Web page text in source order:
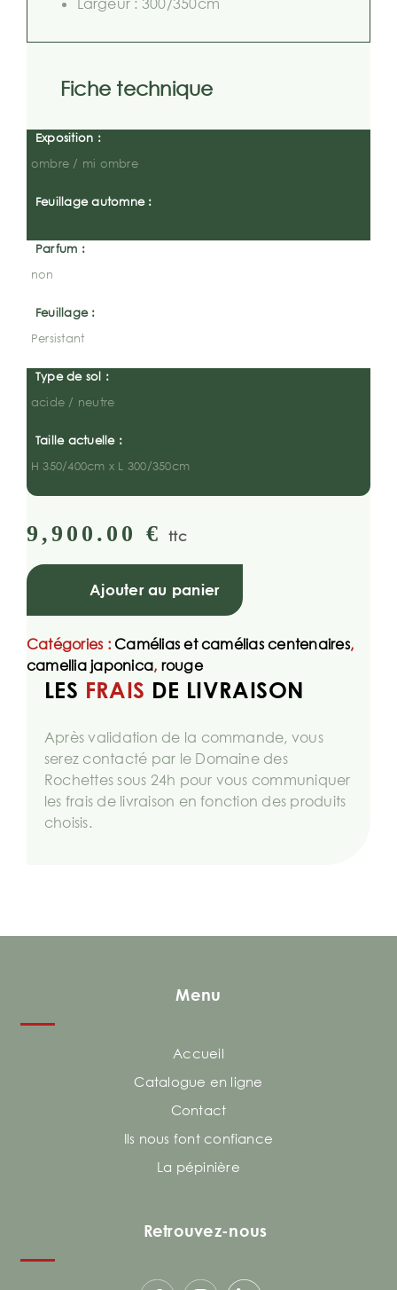
Fiche technique
Exposition :
ombre / mi ombre
Feuillage automne :
Parfum :
non
Feuillage :
Persistant
Type de sol :
acide / neutre
Taille actuelle :
H 350/400cm x L 300/350cm
9,900.00 € ttc
Ajouter au panier
Catégories :Camélias et camélias centenaires,
camellia japonica, rouge
LES FRAIS DE LIVRAISON
Après validation de la commande, vous
serez contacté par le Domaine des
Rochettes sous 24h pour vous communiquer
les frais de livraison en fonction des produits
choisis.
Menu
Accueil
Catalogue en ligne
Contact
Ils nous font confiance
La pépinière
Retrouvez-nous